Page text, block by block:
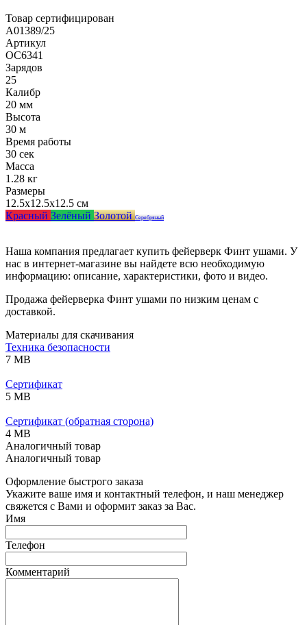
Товар сертифицирован
A01389/25
Артикул
ОС6341
Зарядов
25
Калибр
20 мм
Высота
30 м
Время работы
30 сек
Масса
1.28 кг
Размеры
12.5x12.5x12.5 см
Красный Зелёный ЗолотойСеребряный
Наша компания предлагает купить фейерверк Финт ушами. У
нас в интернет-магазине вы найдете всю необходимую
информацию: описание, характеристики, фото и видео.
Продажа фейерверка Финт ушами по низким ценам с
доставкой.
Материалы для скачивания
Техника безопасности
7 MB
Сертификат
5 MB
Сертификат (обратная сторона)
4 MB
Аналогичный товар
Аналогичный товар
Оформление быстрого заказа
Укажите ваше имя и контактный телефон, и наш менеджер
свяжется с Вами и оформит заказ за Вас.
Имя
Телефон
Комментарий